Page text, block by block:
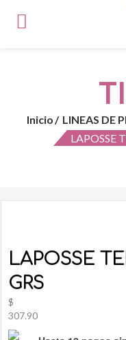
Inicio LINEAS DE
LAPOSSE
LAPOSSE
GRS
$
307.90